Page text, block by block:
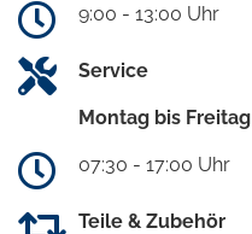
9:00 - 13:00 Uhr
Service
Montag bis Freitag
07:30 - 17:00 Uhr
Teile & Zubehör